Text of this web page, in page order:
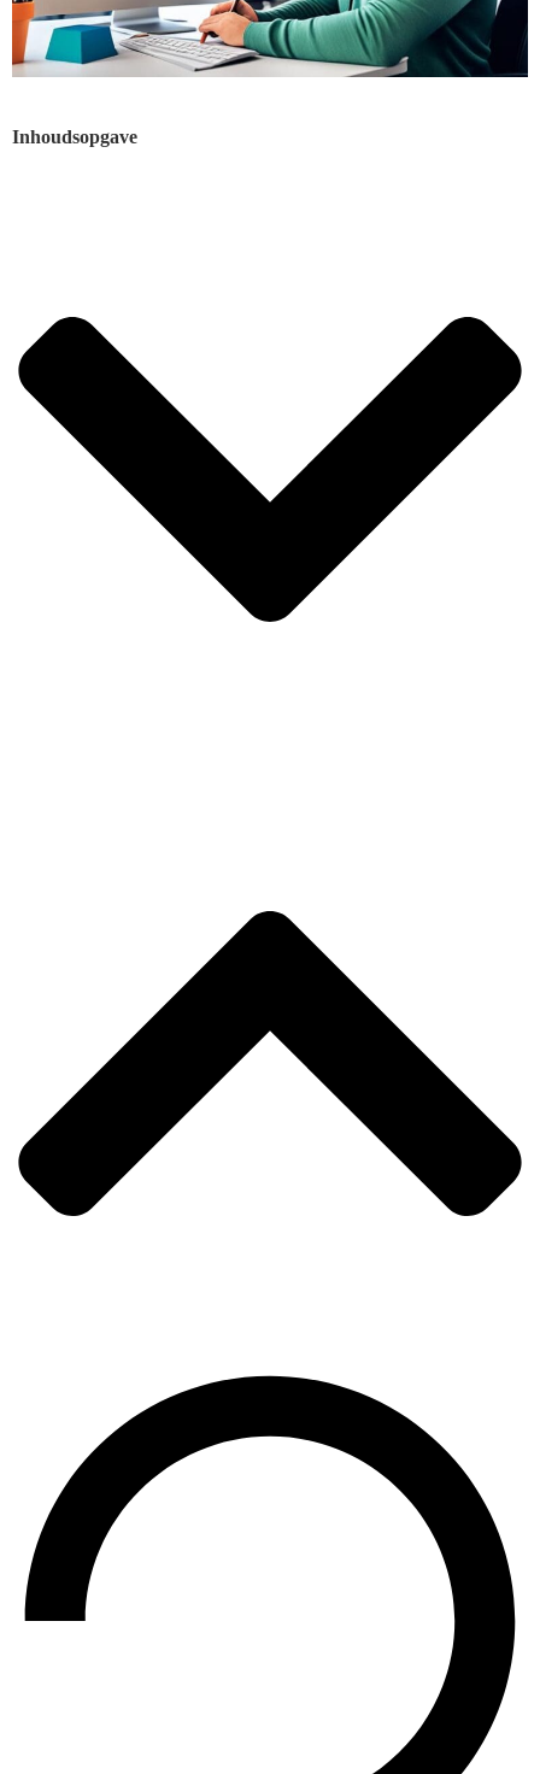
Inhoudsopgave